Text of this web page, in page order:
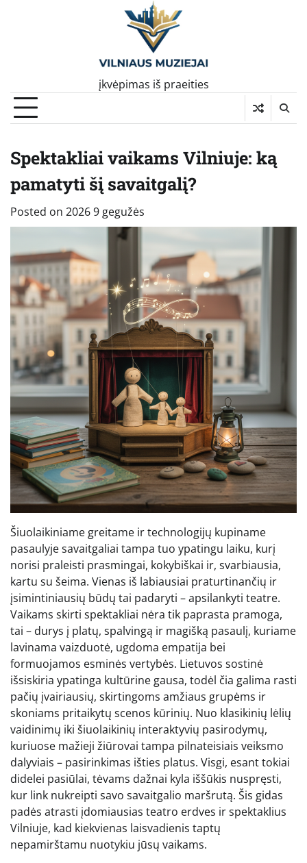
įkvėpimas iš praeities
Spektakliai vaikams Vilniuje: ką
pamatyti šį savaitgalį?
Posted on 2026 9 gegužės
Šiuolaikiniame greitame ir technologijų kupiname
pasaulyje savaitgaliai tampa tuo ypatingu laiku, kurį
norisi praleisti prasmingai, kokybiškai ir, svarbiausia,
kartu su šeima. Vienas iš labiausiai praturtinančių ir
įsimintiniausių būdų tai padaryti – apsilankyti teatre.
Vaikams skirti spektakliai nėra tik paprasta pramoga,
tai – durys į platų, spalvingą ir magišką pasaulį, kuriame
lavinama vaizduotė, ugdoma empatija bei
formuojamos esminės vertybės. Lietuvos sostinė
išsiskiria ypatinga kultūrine gausa, todėl čia galima rasti
pačių įvairiausių, skirtingoms amžiaus grupėms ir
skoniams pritaikytų scenos kūrinių. Nuo klasikinių lėlių
vaidinimų iki šiuolaikinių interaktyvių pasirodymų,
kuriuose mažieji žiūrovai tampa pilnateisiais veiksmo
dalyviais – pasirinkimas išties platus. Visgi, esant tokiai
didelei pasiūlai, tėvams dažnai kyla iššūkis nuspręsti,
kur link nukreipti savo savaitgalio maršrutą. Šis gidas
padės atrasti įdomiausias teatro erdves ir spektaklius
Vilniuje, kad kiekvienas laisvadienis taptų
nepamirštamu nuotykiu jūsų vaikams.